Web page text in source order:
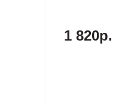
1 820р.